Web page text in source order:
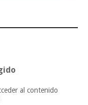
al contenido